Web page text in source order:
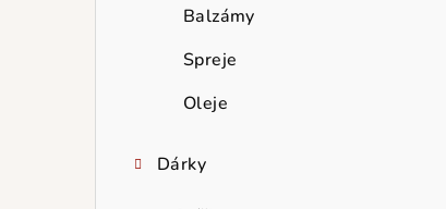
Balzámy
Spreje
Oleje
Dárky